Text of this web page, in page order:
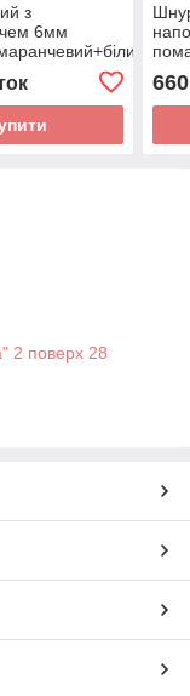
з
6мм
660
2 поверх 28